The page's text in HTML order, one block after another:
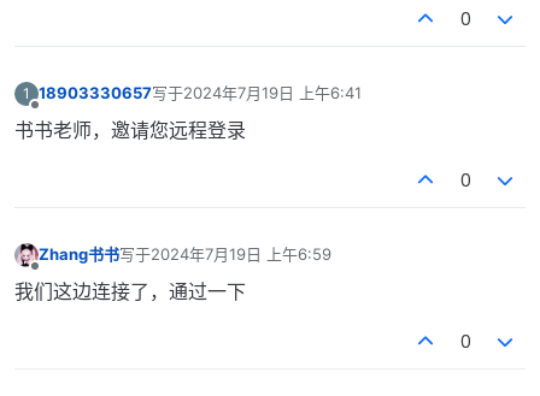
0
1
离线
18903330657写于2024年7月19日 上午6:41
最后由 编辑
书书老师，邀请您远程登录
0
离线
Zhang书书写于2024年7月19日 上午6:59
最后由 编辑
我们这边连接了，通过一下
0